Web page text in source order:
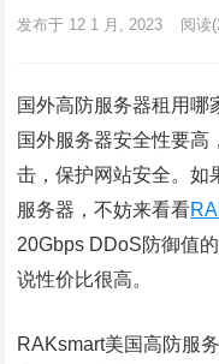
发布于 12 1 月, 2023 阅读
国外高防服务器租用哪
国外服务器安全性要
击，保护网站安全。如
服务器，不妨来看看
20Gbps DDoS防御值
说性价比很高。
RAKsmart美国高防服